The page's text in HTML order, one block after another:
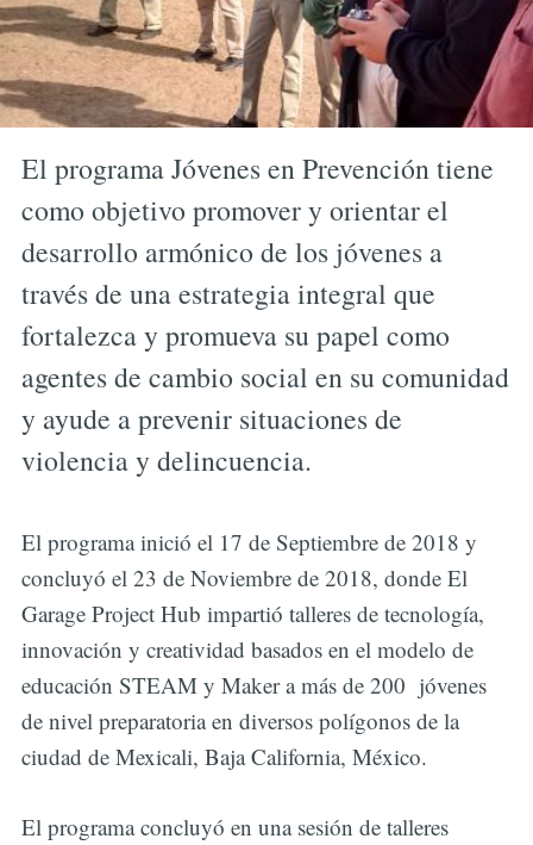
El programa Jóvenes en Prevención tiene
como objetivo promover y orientar el
desarrollo armónico de los jóvenes a
través de una estrategia integral que
fortalezca y promueva su papel como
agentes de cambio social en su comunidad
y ayude a prevenir situaciones de
violencia y delincuencia.
El programa inició el 17 de Septiembre de 2018 y
concluyó el 23 de Noviembre de 2018, donde El
Garage Project Hub impartió talleres de tecnología,
innovación y creatividad basados en el modelo de
educación STEAM y Maker a más de 200 jóvenes
de nivel preparatoria en diversos polígonos de la
ciudad de Mexicali, Baja California, México.
El programa concluyó en una sesión de talleres